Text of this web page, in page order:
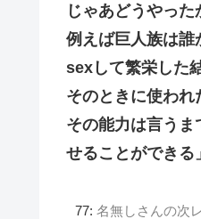
じゃあどうやっ
例えば巨人族は誰
sexして繁栄した
そのときに使わ
その能力は言うま
せることができる」
77: 名無しさんの次